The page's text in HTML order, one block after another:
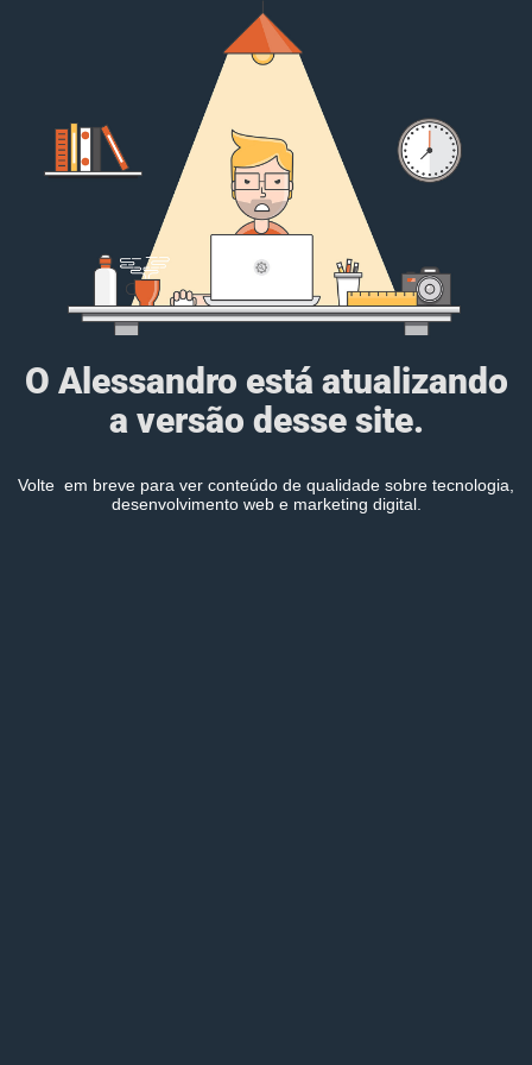
O Alessandro está atualizando
a versão desse site.
Volte em breve para ver conteúdo de qualidade sobre tecnologia,
desenvolvimento web e marketing digital.